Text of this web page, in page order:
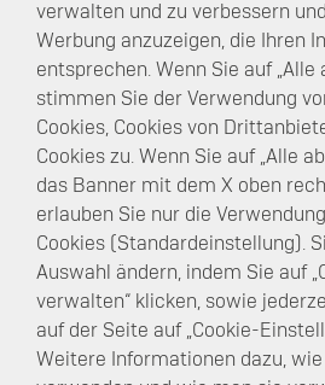
Datenschutz
verwalten und zu verbessern
Werbung anzuzeigen, die Ihren
entsprechen. Wenn Sie auf „Alle
stimmen Sie der Verwendung
Cookies, Cookies von
Cookies zu. Wenn Sie auf „Alle
das Banner mit dem X oben
erlauben Sie nur die
Cookies (Standardeinstellung).
Auswahl ändern, indem Sie auf
verwalten“ klicken, sowie
auf der Seite auf „Cookie-
Weitere Informationen dazu,